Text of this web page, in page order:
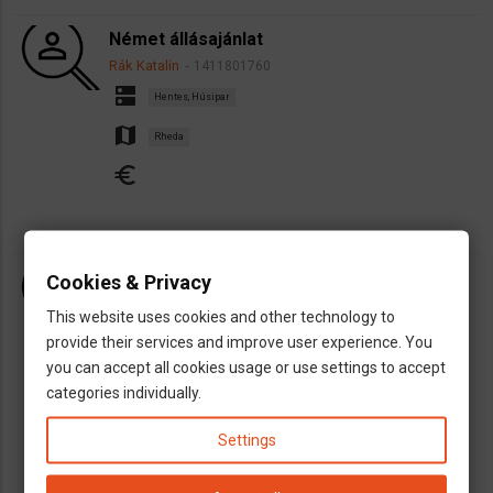
Német állásajánlat
Rák Katalin 1411801760
dns Hentes, Húsipar
map Rheda
euro
Nemetorszagi hentes munka, nincs
kozvetitesi dij
Lilla77 1401970052
dns Hentes, Húsipar
map Stuttgart
Cookies & Privacy
This website uses cookies and other technology to
provide their services and improve user experience. You
you can accept all cookies usage or use settings to accept
categories individually.
Settings